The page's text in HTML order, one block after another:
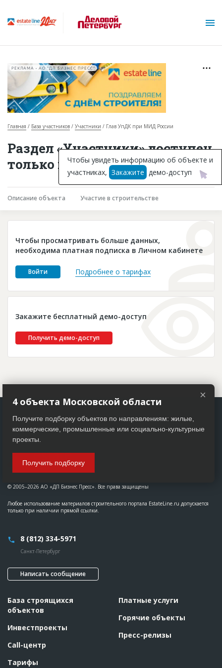
Горячие объекты
База строящихся объектов
Инвестпроекты
Глоссарий
Платные услуги
Пресс-релизы
РЕКЛАМА • АО "ДП БИЗНЕС ПРЕСС"
Главная База участников Участники Глав УпДК при МИД России
Раздел «Участники» доступен
только подписчикам
Описание объекта Участие в строительстве
Чтобы просматривать больше данных,
необходима платная подписка в Личном кабинете
Войти Подробнее о тарифах
Закажите бесплатный демо-доступ
Получить демо-доступ
Чтобы увидеть информацию об объекте и
участниках, Закажите демо-доступ
© 2005–2026 АО «ДП Бизнес Пресс». Все права защищены
Любое использование материалов строительного портала EstateLine.ru допускается
только при наличии прямой ссылки.
8 (812) 334-5971
Санкт-Петербург
Написать сообщение
База строящихся
объектов
Инвестпроекты
Call-центр
Тарифы
Платные услуги
Горячие объекты
Пресс-релизы
×
4 объекта Московской области
Получите подборку объектов по направлениям: жилые,
коммерческие, промышленные или социально-культурные
проекты.
Получить подборку